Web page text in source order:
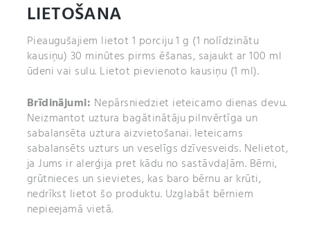
LIETOŠANA
Pieaugušajiem lietot 1 porciju 1 g (1 nolīdzinātu
kausiņu) 30 minūtes pirms ēšanas, sajaukt ar 100 ml
ūdeni vai sulu. Lietot pievienoto kausiņu (1 ml).
Brīdinājumi: Nepārsniedziet ieteicamo dienas devu.
Neizmantot uztura bagātinātāju pilnvērtīga un
sabalansēta uztura aizvietošanai. Ieteicams
sabalansēts uzturs un veselīgs dzīvesveids. Nelietot,
ja Jums ir alerģija pret kādu no sastāvdaļām. Bērni,
grūtnieces un sievietes, kas baro bērnu ar krūti,
nedrīkst lietot šo produktu. Uzglabāt bērniem
nepieejamā vietā.